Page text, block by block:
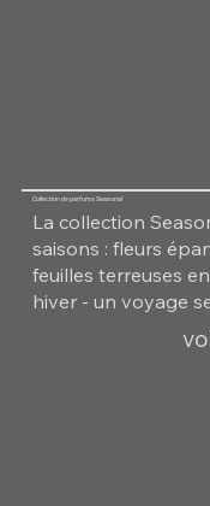
Collection de parfums Seasonal
La collection
saisons : fleurs
feuilles terreuses
hiver - un voyage